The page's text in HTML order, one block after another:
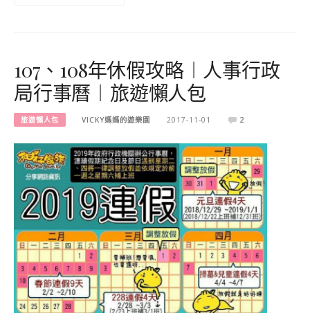
107、108年休假攻略︱人事行政
局行事曆︱旅遊懶人包
旅遊懶人包 VICKY媽媽的遊樂園 2017-11-01 2